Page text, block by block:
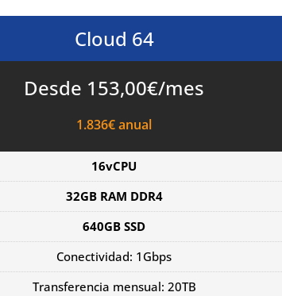
Cloud 64
Desde 153,00€/mes
1.836€ anual
16vCPU
32GB RAM DDR4
640GB SSD
Conectividad: 1Gbps
Transferencia mensual: 20TB